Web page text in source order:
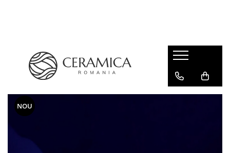
Căni & Cești
Pahare Ceramica Senso Novum
NOU